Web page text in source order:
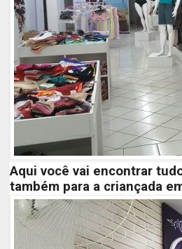
Aqui você vai encontrar
também para a criançada